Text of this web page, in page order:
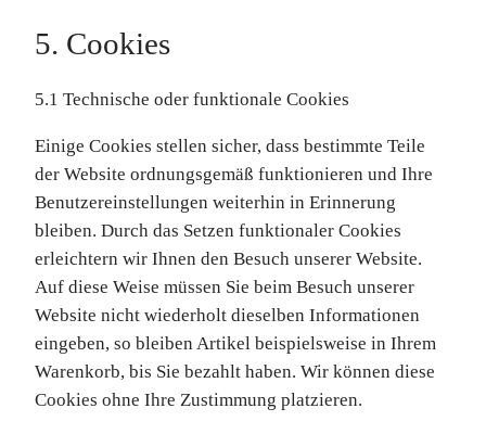
5. Cookies
5.1 Technische oder funktionale Cookies
Einige Cookies stellen sicher, dass bestimmte Teile
der Website ordnungsgemäß funktionieren und Ihre
Benutzereinstellungen weiterhin in Erinnerung
bleiben. Durch das Setzen funktionaler Cookies
erleichtern wir Ihnen den Besuch unserer Website.
Auf diese Weise müssen Sie beim Besuch unserer
Website nicht wiederholt dieselben Informationen
eingeben, so bleiben Artikel beispielsweise in Ihrem
Warenkorb, bis Sie bezahlt haben. Wir können diese
Cookies ohne Ihre Zustimmung platzieren.